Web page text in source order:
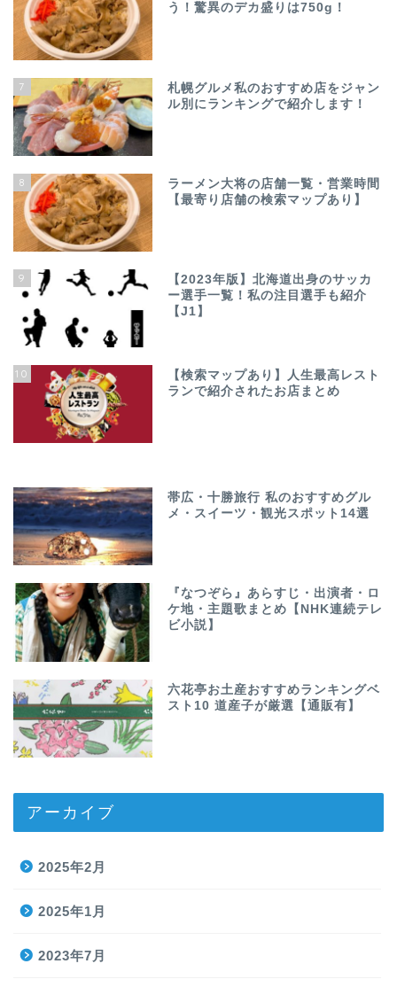
う！驚異のデカ盛りは750g！
7
札幌グルメ私のおすすめ店をジャン
ル別にランキングで紹介します！
8
ラーメン大将の店舗一覧・営業時間
【最寄り店舗の検索マップあり】
9
【2023年版】北海道出身のサッカ
ー選手一覧！私の注目選手も紹介
【J1】
10
【検索マップあり】人生最高レスト
ランで紹介されたお店まとめ
帯広・十勝旅行 私のおすすめグル
メ・スイーツ・観光スポット14選
『なつぞら』あらすじ・出演者・ロ
ケ地・主題歌まとめ【NHK連続テレ
ビ小説】
六花亭お土産おすすめランキングベ
スト10 道産子が厳選【通販有】
アーカイブ
2025年2月
2025年1月
2023年7月